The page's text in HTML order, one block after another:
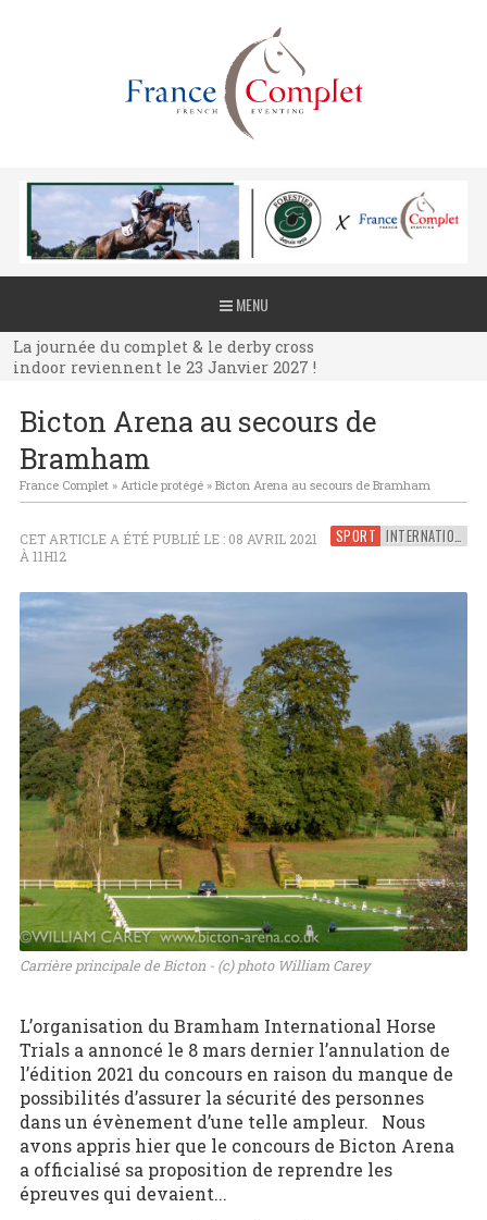
MENU
La journée du complet & le derby cross
indoor reviennent le 23 Janvier 2027 !
La journée du complet & le derby cross
indoor reviennent le 23 Janvier 2027 !
indoor reviennent le 23 Janvier 2027 !
Bicton Arena au secours de
Bramham
France Complet» Article protégé» Bicton Arena au secours de Bramham
SPORT INTERNATIONAL
CET ARTICLE A ÉTÉ PUBLIÉ LE : 08 AVRIL 2021
À 11H12
Carrière principale de Bicton - (c) photo William Carey
L’organisation du Bramham International Horse
Trials a annoncé le 8 mars dernier l’annulation de
l’édition 2021 du concours en raison du manque de
possibilités d’assurer la sécurité des personnes
dans un évènement d’une telle ampleur. Nous
avons appris hier que le concours de Bicton Arena
a officialisé sa proposition de reprendre les
épreuves qui devaient...